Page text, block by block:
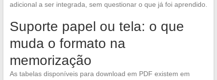
adicional a ser integrada, sem questionar o que já foi aprendido.
Suporte papel ou tela: o que
muda o formato na
memorização
As tabelas disponíveis para download em PDF existem em